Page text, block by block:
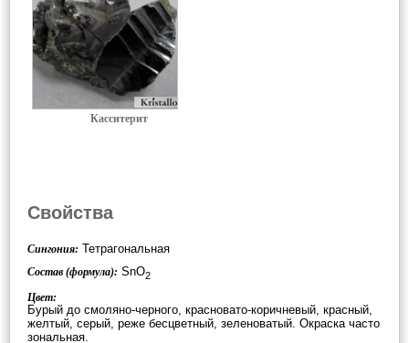
Касситерит
Свойства
Сингония: Тетрагональная
Состав (формула): SnO2
Цвет:
Бурый до смоляно-черного, красновато-коричневый, красный,
желтый, серый, реже бесцветный, зеленоватый. Окраска часто
зональная.